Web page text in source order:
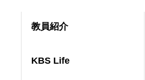
教員紹介
KBS Life